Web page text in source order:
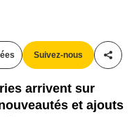
Suivez-nous
arrivent sur
et ajouts